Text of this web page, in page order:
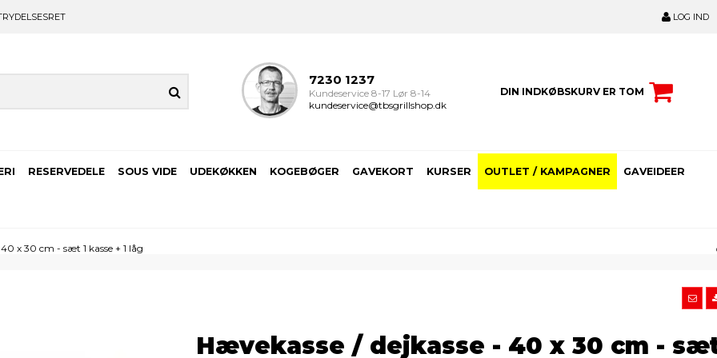
LOG IND
7230 1237
Kundeservice 8-17 Lør 8-14
kundeservice@tbsgrillshop.dk
DIN INDKØBSKURV ER TOM
RESERVEDELE SOUS VIDE UDEKØKKEN KOGEBØGER GAVEKORT KURSER OUTLET / KAMPAGNER GAVEIDEER
x 30 cm - sæt 1 kasse + 1 låg
Hævekasse / dejkasse - 40 x 30 cm -